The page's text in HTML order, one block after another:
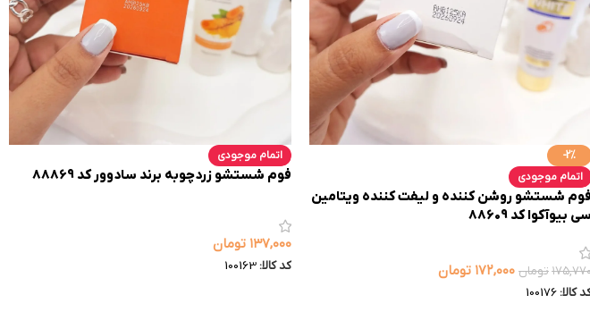
-2%
اتمام موجودی
فوم شستشو روشن کننده و لیفت کننده ویتامین
سی بیوآکوا کد 88609
تومان ۱۷۲,۰۰۰ تومان
کالا: 100176
اتمام موجودی
فوم شستشو زردچوبه برند سادوور کد 88869
۱۳۷,۰۰۰ تومان
کد کالا: 100163